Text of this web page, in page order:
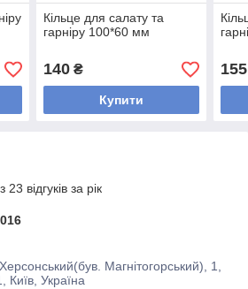
Кільце для салату та
гарніру 100*60 мм
140₴
Купити
155
відгуків за рік
Магнітогорський), 1,
Київ, Україна